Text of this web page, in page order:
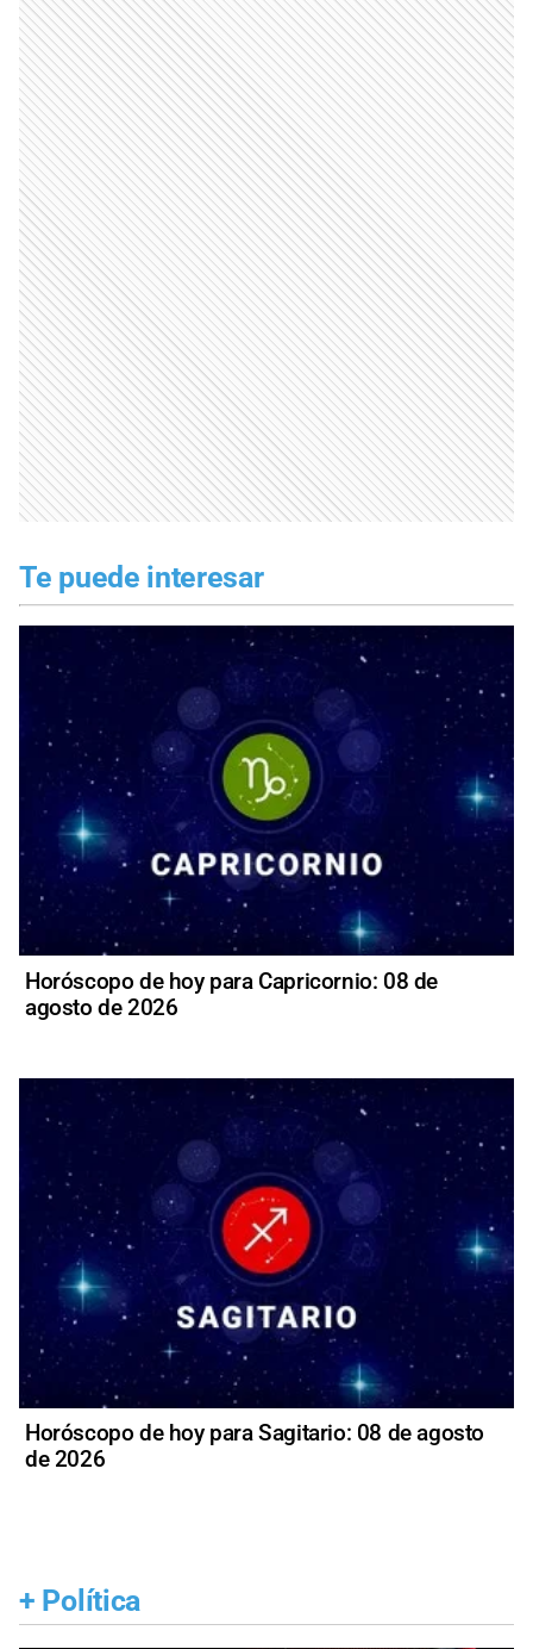
Te puede interesar
Horóscopo de hoy para Capricornio: 08 de
agosto de 2026
Horóscopo de hoy para Sagitario: 08 de agosto
de 2026
+ Política